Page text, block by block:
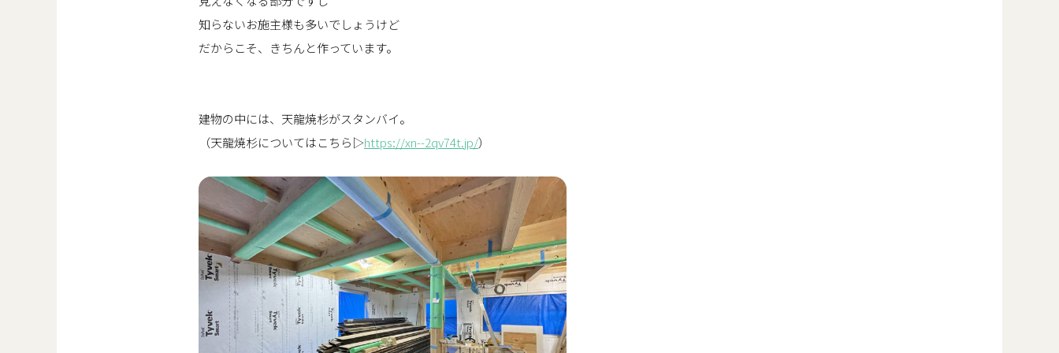
知らないお施主様も多いでしょうけど
だからこそ、きちんと作っています。
建物の中には、天龍焼杉がスタンバイ。
（天龍焼杉についてはこちら▷https://xn--2qv74t.jp/）